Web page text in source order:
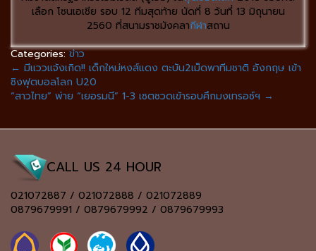
เลือก โซนเอเชีย รอบ 12 ทีมสุดท้าย นัดที่ 8 วันที่ 13 มิถุนายน
2560 ที่สนามราชมังคลากีฬาสถาน
Categories:ข่าว
← มีแววแจ้งเกิด!! เด็กใหม่หงส์แดง ตะบัน2เม็ดพาทีมชาติ อังกฤษ เข้า
ชิงฟุตบอลโลก U20
“สาวไทย” พ่าย “เยอรมนี” 1-3 เซตชวดเข้ารอบศึกมงเทรอซ์ฯ →
CALL US 24 HOUR
021072887 / 021072888 / 021072889
0879679991 / 0879679992 / 0879679993